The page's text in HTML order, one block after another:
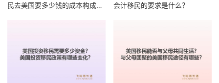
民去美国要多少钱的成本构成有
会计移民的要求是什么？